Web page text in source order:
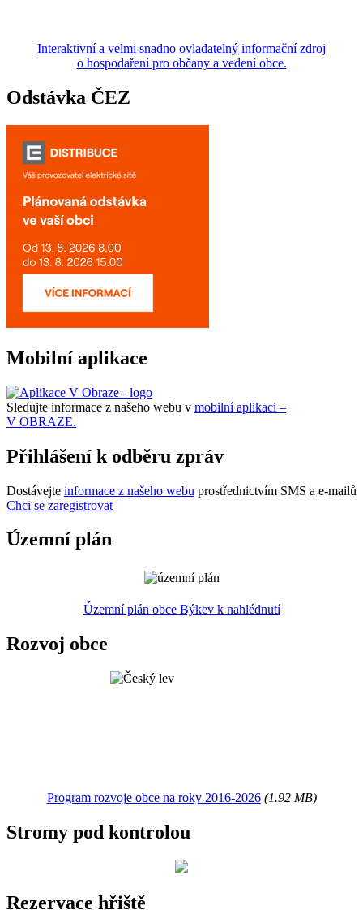
Interaktivní a velmi snadno ovladatelný informační zdroj
o hospodaření pro občany a vedení obce.
Odstávka ČEZ
Mobilní aplikace
Sledujte informace z našeho webu v mobilní aplikaci –
V OBRAZE.
Přihlášení k odběru zpráv
Dostávejte informace z našeho webu prostřednictvím SMS a e-mailů
Chci se zaregistrovat
Územní plán
Územní plán obce Býkev k nahlédnutí
Rozvoj obce
Program rozvoje obce na roky 2016-2026(1.92 MB)
Stromy pod kontrolou
Rezervace hřiště